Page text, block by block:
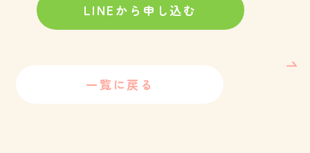
LINEから申し込む
一覧に戻る